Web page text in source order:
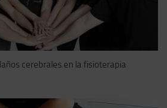
cerebrales en la fisioterapia